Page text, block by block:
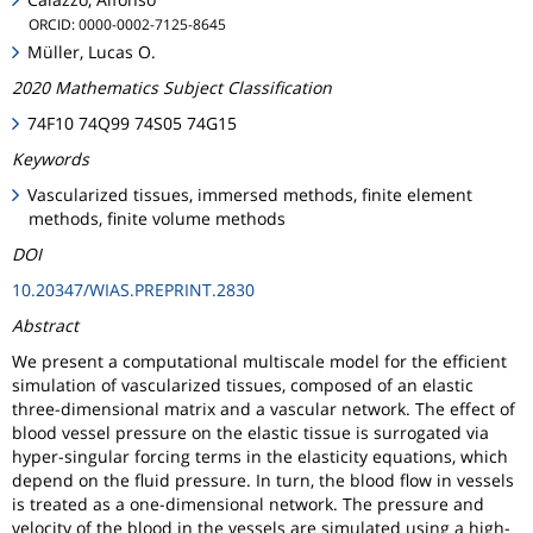
ORCID: 0000-0002-7125-8645
Müller, Lucas O.
2020 Mathematics Subject Classification
74F10 74Q99 74S05 74G15
Keywords
Vascularized tissues, immersed methods, finite element
methods, finite volume methods
DOI
10.20347/WIAS.PREPRINT.2830
Abstract
We present a computational multiscale model for the efficient
simulation of vascularized tissues, composed of an elastic
three-dimensional matrix and a vascular network. The effect of
blood vessel pressure on the elastic tissue is surrogated via
hyper-singular forcing terms in the elasticity equations, which
depend on the fluid pressure. In turn, the blood flow in vessels
is treated as a one-dimensional network. The pressure and
velocity of the blood in the vessels are simulated using a high-